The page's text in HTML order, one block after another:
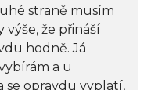
straně musím
výše, že přináší
hodně. Já
a u
se opravdu vyplatí,